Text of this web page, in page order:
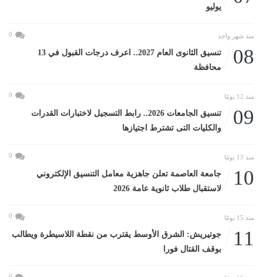
يوليو
منذ شهر واحد 0
08
تنسيق الثانوى العام 2027.. اعرف درجات القبول في 13
محافظة
منذ 12 يومًا 0
09
تنسيق الجامعات 2026.. رابط التسجيل لاختبارات القدرات
والكليات التى تشترط اجتيازها
منذ 13 يومًا 0
10
جامعة العاصمة تعلن جاهزية معامل التنسيق الإلكتروني
لاستقبال طلاب ثانوية عامة 2026
منذ 15 يومًا 0
11
جوتيريش: الشرق الأوسط يقترب من نقطة اللاسيطرة ويطالب
بوقف القتال فورا